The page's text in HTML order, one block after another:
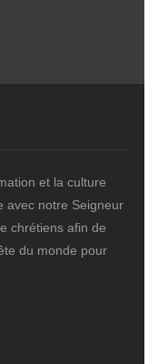
et la culture
avec notre Seigneur
chrétiens afin de
du monde pour